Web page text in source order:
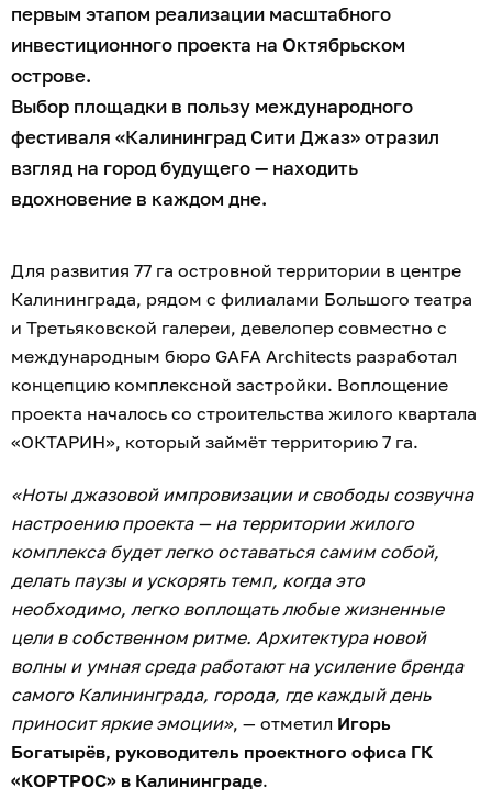
первым этапом реализации масштабного
инвестиционного проекта на Октябрьском
острове.
Выбор площадки в пользу международного
фестиваля «Калининград Сити Джаз» отразил
взгляд на город будущего — находить
вдохновение в каждом дне.
Для развития 77 га островной территории в центре
Калининграда, рядом с филиалами Большого театра
и Третьяковской галереи, девелопер совместно с
международным бюро GAFA Architects разработал
концепцию комплексной застройки. Воплощение
проекта началось со строительства жилого квартала
«ОКТАРИН», который займёт территорию 7 га.
«Ноты джазовой импровизации и свободы созвучна
настроению проекта — на территории жилого
комплекса будет легко оставаться самим собой,
делать паузы и ускорять темп, когда это
необходимо, легко воплощать любые жизненные
цели в собственном ритме. Архитектура новой
волны и умная среда работают на усиление бренда
самого Калининграда, города, где каждый день
приносит яркие эмоции», — отметил Игорь
Богатырёв, руководитель проектного офиса ГК
«КОРТРОС» в Калининграде.